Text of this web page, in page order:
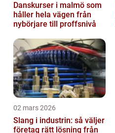
Danskurser i malmö som
håller hela vägen från
nybörjare till proffsnivå
02 mars 2026
Slang i industrin: så väljer
företag rätt lösning från